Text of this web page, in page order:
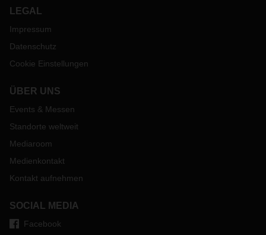
LEGAL
Impressum
Datenschutz
Cookie Einstellungen
ÜBER UNS
Events & Messen
Standorte weltweit
Mediaroom
Medienkontakt
Kontakt aufnehmen
SOCIAL MEDIA
Facebook